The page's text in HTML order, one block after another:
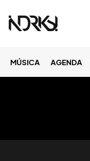
MÚSICA AGENDA